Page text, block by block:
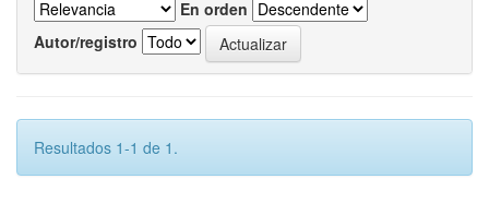
En orden
Autor/registro
Resultados 1-1 de 1.